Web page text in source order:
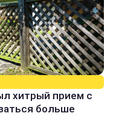
хитрый прием с
больше